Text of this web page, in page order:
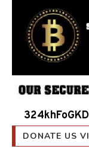
DONATE US